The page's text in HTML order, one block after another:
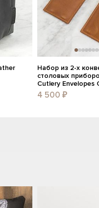
Набор из 2-х
столовых
Cutlery Envelopes
4 500 ₽